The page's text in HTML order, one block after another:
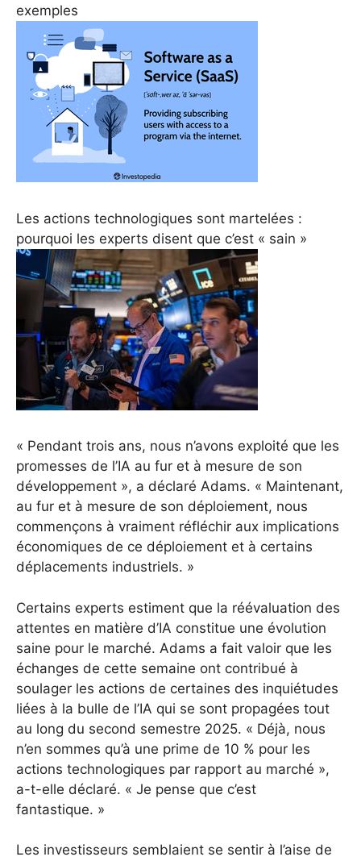
exemples
Les actions technologiques sont martelées :
pourquoi les experts disent que c’est « sain »
« Pendant trois ans, nous n’avons exploité que les
promesses de l’IA au fur et à mesure de son
développement », a déclaré Adams. « Maintenant,
au fur et à mesure de son déploiement, nous
commençons à vraiment réfléchir aux implications
économiques de ce déploiement et à certains
déplacements industriels. »
Certains experts estiment que la réévaluation des
attentes en matière d’IA constitue une évolution
saine pour le marché. Adams a fait valoir que les
échanges de cette semaine ont contribué à
soulager les actions de certaines des inquiétudes
liées à la bulle de l’IA qui se sont propagées tout
au long du second semestre 2025. « Déjà, nous
n’en sommes qu’à une prime de 10 % pour les
actions technologiques par rapport au marché »,
a-t-elle déclaré. « Je pense que c’est
fantastique. »
Les investisseurs semblaient se sentir à l’aise de